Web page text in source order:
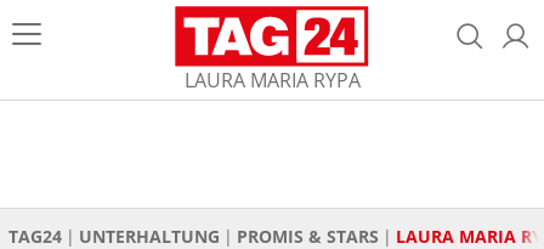
LAURA MARIA RYPA
TAG24 UNTERHALTUNG PROMIS & STARS LAURA MARIA